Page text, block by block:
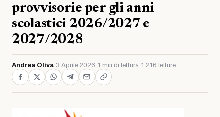
provvisorie per gli anni
scolastici 2026/2027 e
2027/2028
Andrea Oliva· 3 Aprile 2026 ·1 min di lettura·1.216 letture